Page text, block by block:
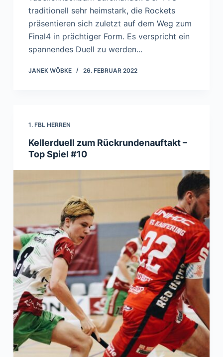
traditionell sehr heimstark, die Rockets
präsentieren sich zuletzt auf dem Weg zum
Final4 in prächtiger Form. Es verspricht ein
spannendes Duell zu werden...
JANEK WÖBKE 26. FEBRUAR 2022
1. FBL HERREN
Kellerduell zum Rückrundenauftakt –
Top Spiel #10